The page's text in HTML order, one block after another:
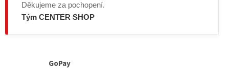
Děkujeme za pochopení.
Tým CENTER SHOP
GoPay